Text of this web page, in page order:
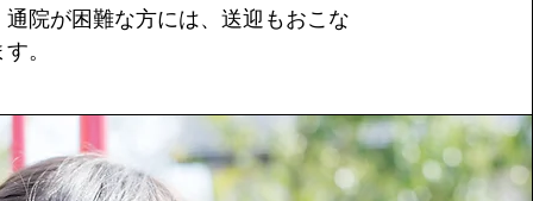
通院が困難な方には、送迎もおこな
。